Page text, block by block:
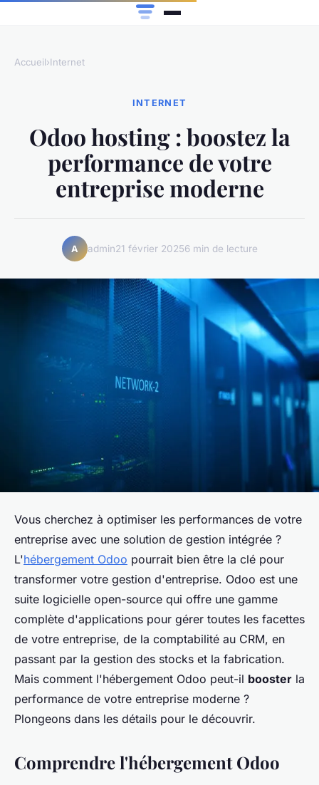
Accueil›Internet
INTERNET
Odoo hosting : boostez la
performance de votre
entreprise moderne
A admin21 février 20256 min de lecture
Vous cherchez à optimiser les performances de votre
entreprise avec une solution de gestion intégrée ?
L'hébergement Odoo pourrait bien être la clé pour
transformer votre gestion d'entreprise. Odoo est une
suite logicielle open-source qui offre une gamme
complète d'applications pour gérer toutes les facettes
de votre entreprise, de la comptabilité au CRM, en
passant par la gestion des stocks et la fabrication.
Mais comment l'hébergement Odoo peut-il booster la
performance de votre entreprise moderne ?
Plongeons dans les détails pour le découvrir.
Comprendre l'hébergement Odoo